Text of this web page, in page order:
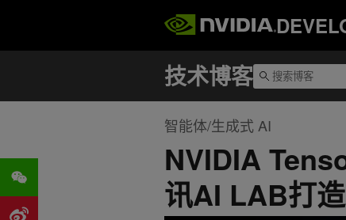
智能体/生成式 AI
NVIDIA
讯AI LAB打